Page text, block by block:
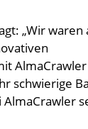
„Wir waren
schwierige